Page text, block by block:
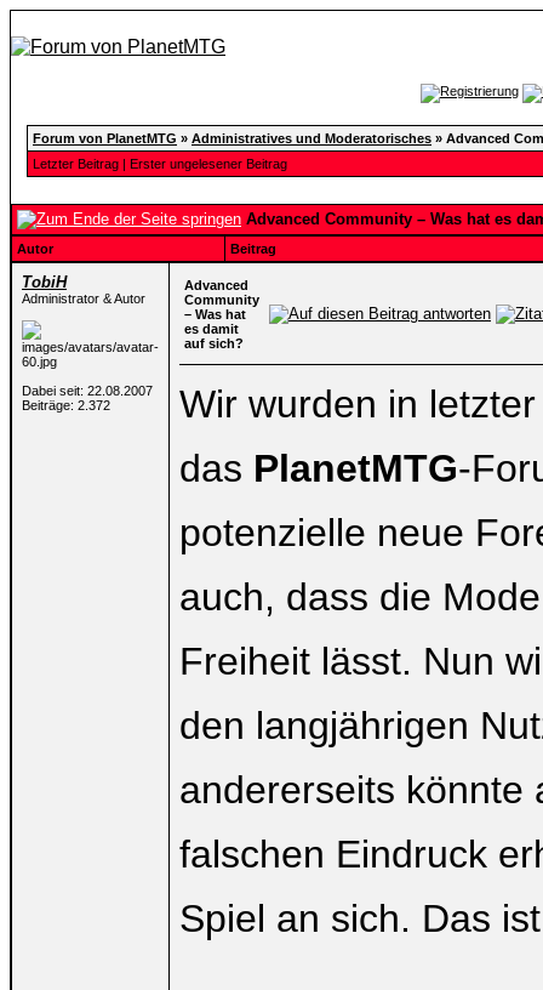
Forum von PlanetMTG » Administratives und Moderatorisches » Advanced
Letzter Beitrag | Erster ungelesener Beitrag
Advanced Community – Was hat es
Autor Beitrag
TobiH
Administrator & Autor
Dabei seit: 22.08.2007
Beiträge: 2.372
Advanced
Community
– Was hat
es damit
auf sich?
Wir wurden in
das PlanetMTG-
potenzielle neue
auch, dass die
Freiheit lässt. Nun
den langjährigen
andererseits könnte
falschen Eindruck
Spiel an sich. Das